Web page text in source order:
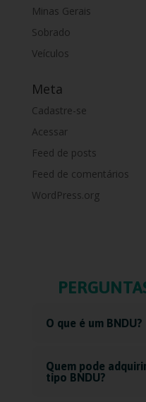
Minas Gerais
Sobrado
Veículos
Meta
Cadastre-se
Acessar
Feed de posts
Feed de comentários
WordPress.org
O que é um BNDU?
Quem pode
tipo BNDU?